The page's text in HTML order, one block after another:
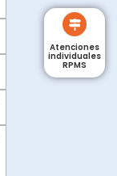
Atenciones
individuales
RPMS